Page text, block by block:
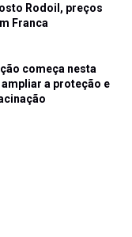
Rodoil, preços
Franca
começa nesta
a proteção e